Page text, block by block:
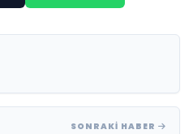
SONRAKI HABER